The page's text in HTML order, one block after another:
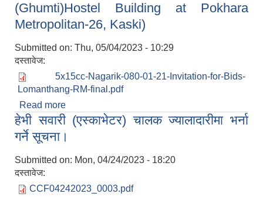
(Ghumti)Hostel Building at Pokhara
Metropolitan-26, Kaski)
Submitted on: Thu, 05/04/2023 - 10:29
दस्तावेज:
5x15cc-Nagarik-080-01-21-Invitation-for-Bids-
Lomanthang-RM-final.pdf
Read more
(Construction of Dibya Deep Ma.Vi
(Ghumti)Hostel Building at Pokhara
हेभी सवारी (एस्काभेटर) चालक ज्यालादारीमा भर्ना
गर्ने सूचना।
Submitted on: Mon, 04/24/2023 - 18:20
दस्तावेज:
CCF04242023_0003.pdf